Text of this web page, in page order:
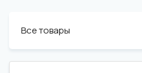
Все товары